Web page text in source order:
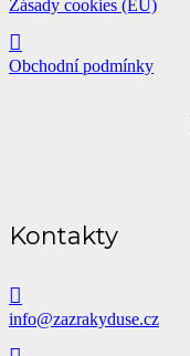
Zásady cookies (EU)
Obchodní podmínky
Kontakty
info@zazrakyduse.cz